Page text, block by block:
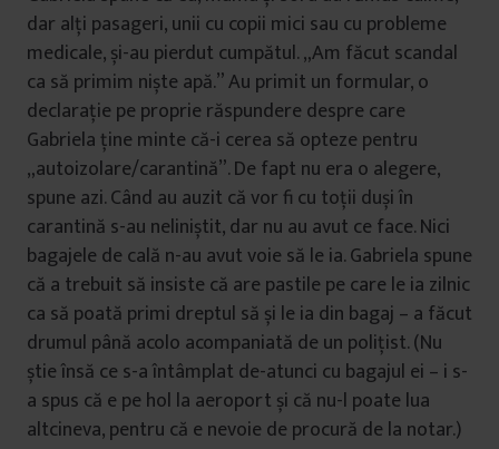
dar alți pasageri, unii cu copii mici sau cu probleme
medicale, și-au pierdut cumpătul. „Am făcut scandal
ca să primim niște apă.” Au primit un formular, o
declarație pe proprie răspundere despre care
Gabriela ține minte că-i cerea să opteze pentru
„autoizolare/carantină”. De fapt nu era o alegere,
spune azi. Când au auzit că vor fi cu toții duși în
carantină s-au neliniștit, dar nu au avut ce face. Nici
bagajele de cală n-au avut voie să le ia. Gabriela spune
că a trebuit să insiste că are pastile pe care le ia zilnic
ca să poată primi dreptul să și le ia din bagaj – a făcut
drumul până acolo acompaniată de un polițist. (Nu
știe însă ce s-a întâmplat de-atunci cu bagajul ei – i s-
a spus că e pe hol la aeroport și că nu-l poate lua
altcineva, pentru că e nevoie de procură de la notar.)